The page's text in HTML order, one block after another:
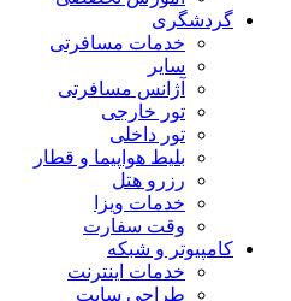
گردشگری
خدمات مسافرتی
سایر
آژانس مسافرتی
تور خارجی
تور داخلی
بلیط هواپیما و قطار
رزرو هتل
خدمات ویزا
وقت سفارت
کامپیوتر و شبکه
خدمات اینترنت
طراحی سایت